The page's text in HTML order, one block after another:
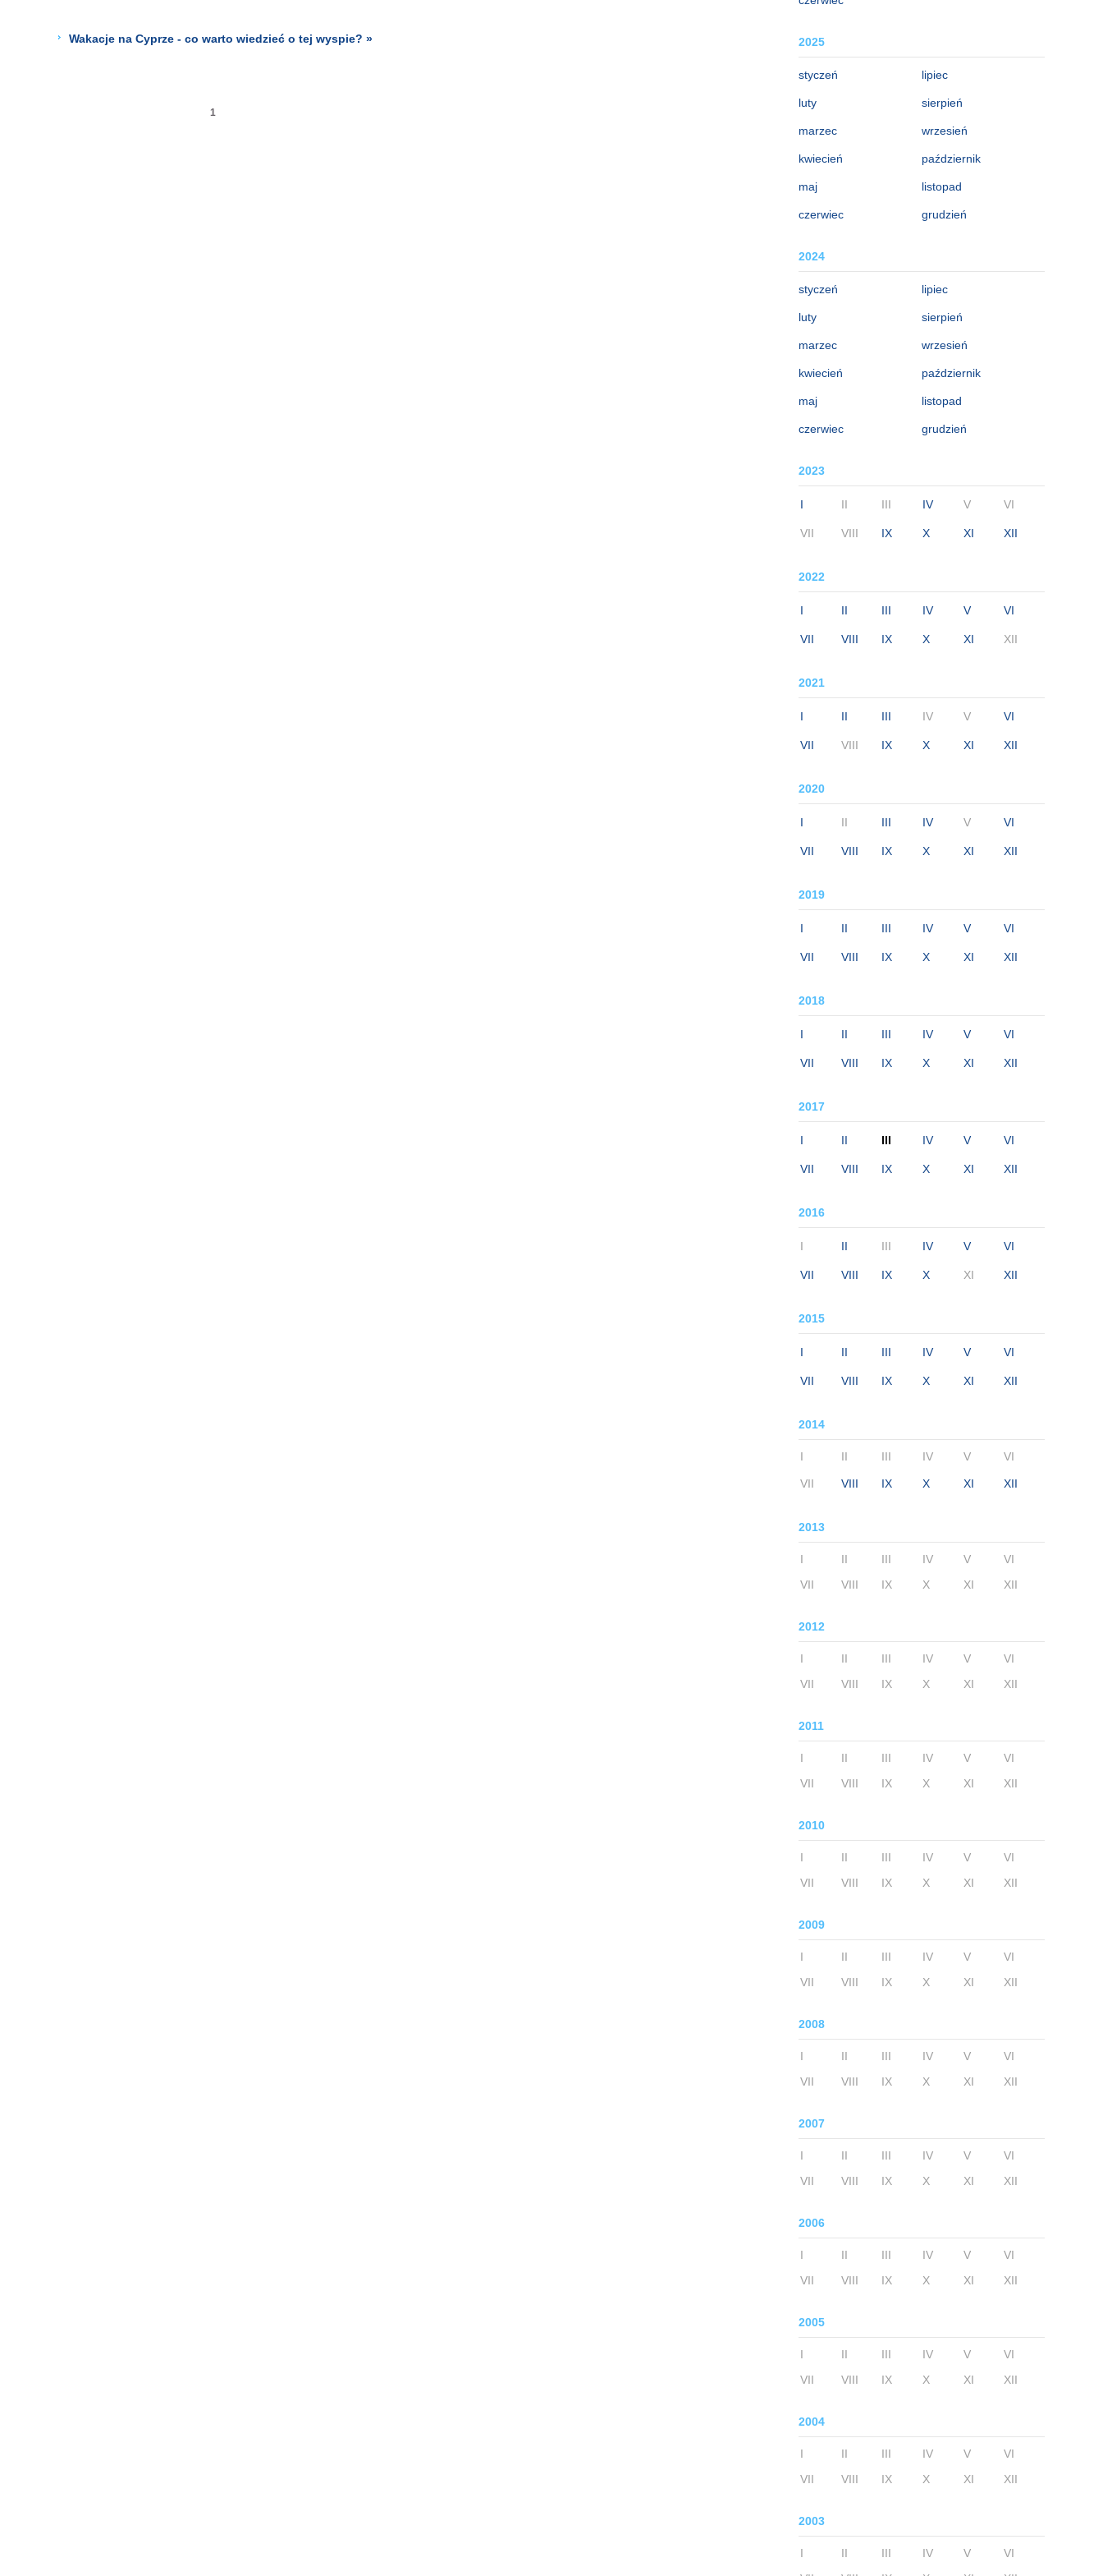
2025
styczeń
luty
marzec
kwiecień
maj
czerwiec
lipiec
sierpień
wrzesień
październik
listopad
grudzień
2024
styczeń
luty
marzec
kwiecień
maj
czerwiec
lipiec
sierpień
wrzesień
październik
listopad
grudzień
2023
I II III IV V VI
VII VIII IX X XI XII
2022
I II III IV V VI
VII VIII IX X XI XII
2021
I II III IV V VI
VII VIII IX X XI XII
2020
I II III IV V VI
VII VIII IX X XI XII
2019
I II III IV V VI
VII VIII IX X XI XII
2018
I II III IV V VI
VII VIII IX X XI XII
2017
I II III IV V VI
VII VIII IX X XI XII
2016
I II III IV V VI
VII VIII IX X XI XII
2015
I II III IV V VI
VII VIII IX X XI XII
2014
I II III IV V VI
VII VIII IX X XI XII
2013
I II III IV V
VI
VII
VIII IX X XI XII
2012
I II III IV V
VI
VII
VIII IX X XI XII
2011
I II III IV V
VI
VII
VIII IX X XI XII
2010
I II III IV V
VI
VII
VIII IX X XI XII
2009
I II III IV V
VI
VII
VIII IX X XI XII
2008
I II III IV V
VI
VII
VIII IX X XI XII
2007
I II III IV V
VI
VII
VIII IX X XI XII
2006
I II III IV V
VI
VII
VIII IX X XI XII
2005
I II III IV V
VI
VII
VIII IX X XI XII
2004
I II III IV V
VI
VII
VIII IX X XI XII
2003
I II III IV V
VI
Wakacje na Cyprze - co warto wiedzieć o tej wyspie? »
1